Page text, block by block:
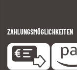
ZAHLUNGSMÖGLICHKEITEN